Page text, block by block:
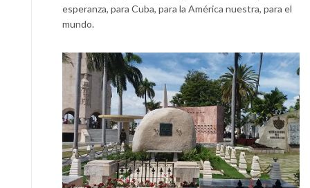
esperanza, para Cuba, para la América nuestra, para el
mundo.